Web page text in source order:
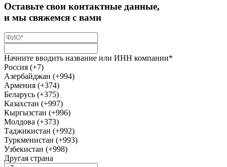
Оставьте свои контактные данные,
и мы свяжемся с вами
Начните вводить название или ИНН компании*
Россия (+7)
Азербайджан (+994)
Армения (+374)
Беларусь (+375)
Казахстан (+997)
Кыргызстан (+996)
Молдова (+373)
Таджикистан (+992)
Туркменистан (+993)
Узбекистан (+998)
Другая страна